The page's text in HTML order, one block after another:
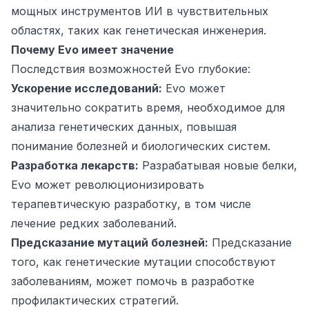
мощных инструментов ИИ в чувствительных
областях, таких как генетическая инженерия.
Почему Evo имеет значение
Последствия возможностей Evo глубокие:
Ускорение исследований: Evo может
значительно сократить время, необходимое для
анализа генетических данных, повышая
понимание болезней и биологических систем.
Разработка лекарств: Разрабатывая новые белки,
Evo может революционизировать
терапевтическую разработку, в том числе
лечение редких заболеваний.
Предсказание мутаций болезней: Предсказание
того, как генетические мутации способствуют
заболеваниям, может помочь в разработке
профилактических стратегий.